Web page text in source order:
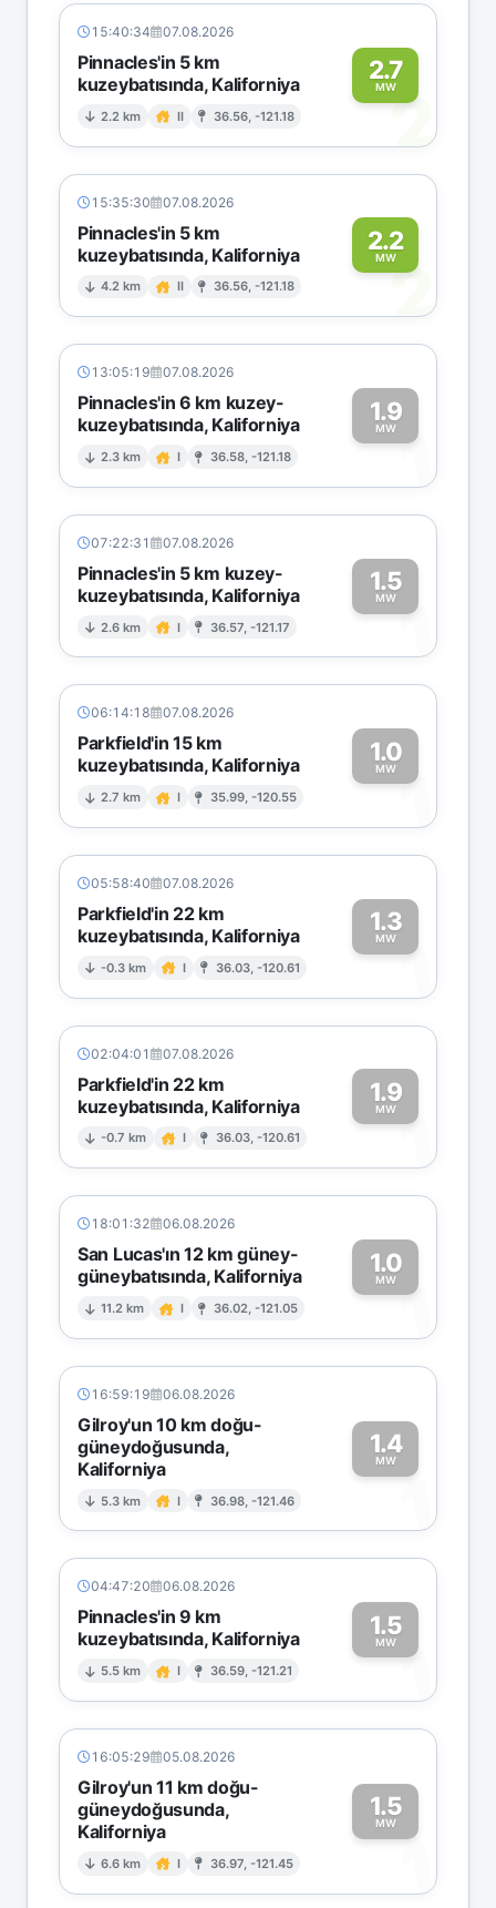
15:40:34 07.08.2026
Pinnacles'in 5 km
kuzeybatısında, Kaliforniya
2.2 km II 36.56, -121.18
2.7
MW
2
15:35:30 07.08.2026
Pinnacles'in 5 km
kuzeybatısında, Kaliforniya
4.2 km II 36.56, -121.18
2.2
MW2
13:05:19 07.08.2026
Pinnacles'in 6 km kuzey-
kuzeybatısında, Kaliforniya
2.3 km I 36.58, -121.18
1.9
MW1
07:22:31 07.08.2026
Pinnacles'in 5 km kuzey-
kuzeybatısında, Kaliforniya
2.6 km I 36.57, -121.17
1.5
MW1
06:14:18 07.08.2026
Parkfield'in 15 km
kuzeybatısında, Kaliforniya
2.7 km I 35.99, -120.55
1.0
MW1
05:58:40 07.08.2026
Parkfield'in 22 km
kuzeybatısında, Kaliforniya
-0.3 km I 36.03, -120.61
1.3
MW1
02:04:01 07.08.2026
Parkfield'in 22 km
kuzeybatısında, Kaliforniya
-0.7 km I 36.03, -120.61
1.9
MW1
18:01:32 06.08.2026
San Lucas'ın 12 km güney-
güneybatısında, Kaliforniya
11.2 km I 36.02, -121.05
1.0
MW1
16:59:19 06.08.2026
Gilroy'un 10 km doğu-
güneydoğusunda,
Kaliforniya
5.3 km I 36.98, -121.46
1.4
MW
1
04:47:20 06.08.2026
Pinnacles'in 9 km
kuzeybatısında, Kaliforniya
5.5 km I 36.59, -121.21
1.5
MW1
16:05:29 05.08.2026
Gilroy'un 11 km doğu-
güneydoğusunda,
Kaliforniya
6.6 km I 36.97, -121.45
1.5
MW
1